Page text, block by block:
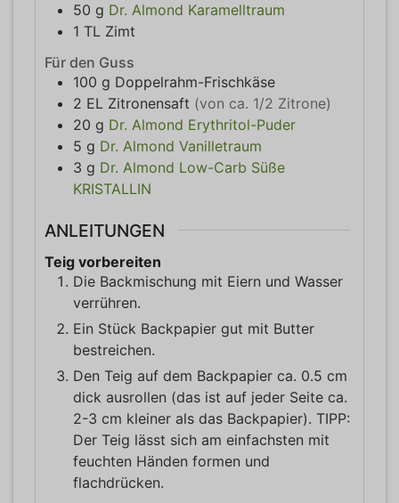
50 g Dr. Almond Karamelltraum
1 TL Zimt
Für den Guss
100 g Doppelrahm-Frischkäse
2 EL Zitronensaft (von ca. 1/2 Zitrone)
20 g Dr. Almond Erythritol-Puder
5 g Dr. Almond Vanilletraum
3 g Dr. Almond Low-Carb Süße
KRISTALLIN
ANLEITUNGEN
Teig vorbereiten
Die Backmischung mit Eiern und Wasser
verrühren.
Ein Stück Backpapier gut mit Butter
bestreichen.
Den Teig auf dem Backpapier ca. 0.5 cm
dick ausrollen (das ist auf jeder Seite ca.
2-3 cm kleiner als das Backpapier). TIPP:
Der Teig lässt sich am einfachsten mit
feuchten Händen formen und
flachdrücken.